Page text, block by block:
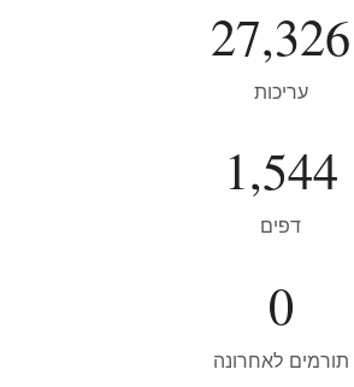
27,326
עריכות
1,544
דפים
0
תורמים לאחרונה